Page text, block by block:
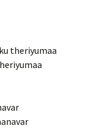
theriyumaa